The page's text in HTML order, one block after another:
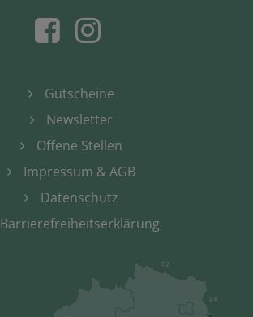
Gutscheine
Newsletter
Offene Stellen
Impressum & AGB
Datenschutz
Barrierefreiheitserklärung